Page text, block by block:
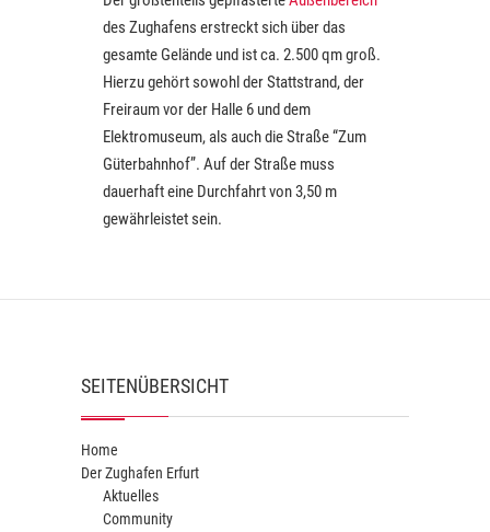
des Zughafens erstreckt sich über das
gesamte Gelände und ist ca. 2.500 qm groß.
Hierzu gehört sowohl der Stattstrand, der
Freiraum vor der Halle 6 und dem
Elektromuseum, als auch die Straße “Zum
Güterbahnhof”. Auf der Straße muss
dauerhaft eine Durchfahrt von 3,50 m
gewährleistet sein.
SEITENÜBERSICHT
Home
Der Zughafen Erfurt
Aktuelles
Community